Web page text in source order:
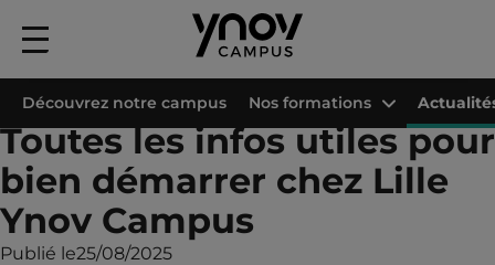
Menu
principal
Toutes les infos utiles pour
bien démarrer chez Lille
Ynov Campus
Publié le25/08/2025
Découvrez notre campus Nos formations